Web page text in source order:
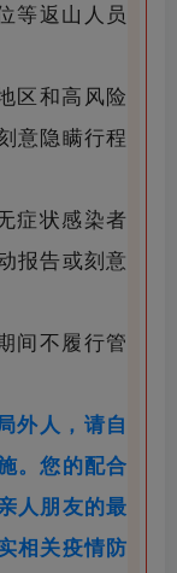
等返山人员
区和高风险
意隐瞒行程
症状感染者
报告或刻意
间不履行管
外人，请自
。您的配合
人朋友的最
相关疫情防